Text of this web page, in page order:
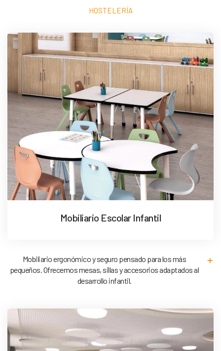
HOSTELERÍA
Mobiliario Escolar Infantil
Mobiliario ergonómico y seguro pensado para los más
pequeños. Ofrecemos mesas, sillas y accesorios adaptados al
desarrollo infantil.